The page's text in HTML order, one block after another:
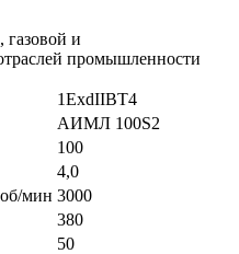
газовой и
промышленности
1ExdIIBT4
АИМЛ 100S2
100
4,0
мин 3000
380
50